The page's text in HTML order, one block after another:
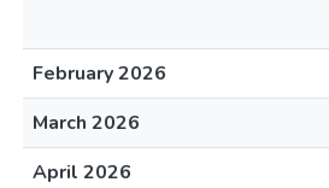
February 2026
March 2026
April 2026